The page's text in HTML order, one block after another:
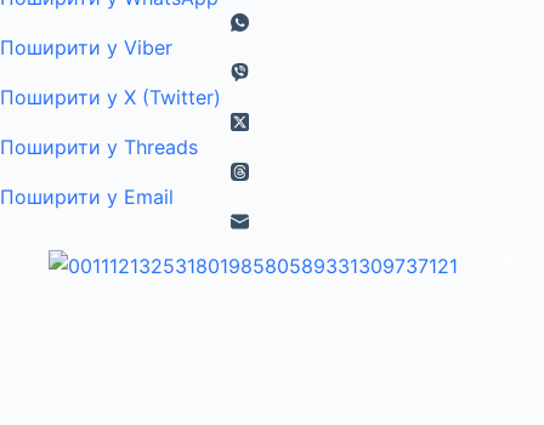
Поширити у Viber
Поширити у X (Twitter)
Поширити у Threads
Поширити у Email